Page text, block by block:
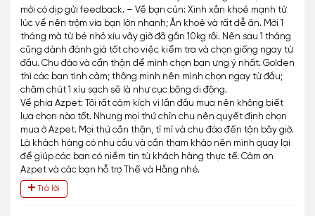
mới có dịp gửi feedback. – Về bạn cún: Xinh xắn khoẻ mạnh từ
lúc về nên trộm vía bạn lớn nhanh; Ăn khoẻ và rất dễ ăn. Mới 1
tháng mà từ bé nhỏ xíu vây giờ đã gần 10kg rồi. Nên sau 1 tháng
cũng dành đánh giá tốt cho việc kiểm tra và chọn giống ngay từ
đầu. Chu đáo và cẩn thận để mình chọn bạn ưng ý nhất. Golden
thì các bạn tình cảm; thông minh nên mình chọn ngay từ đầu;
chăm chút 1 xíu sạch sẽ là như cục bông di động.
Về phía Azpet: Tôi rất cảm kích vì lần đầu mua nên không biết
lựa chọn nào tốt. Nhưng mọi thứ chỉn chu nên quyết định chọn
mua ở Azpet. Mọi thứ cần thận, tỉ mỉ và chu đáo đến tận bây giờ.
Là khách hàng có nhu cầu và cần tham khảo nên mình quay lại
để giúp các bạn có niềm tin từ khách hàng thực tế. Cảm ơn
Azpet và các bạn hỗ trợ Thế và Hằng nhé.
Trả lời